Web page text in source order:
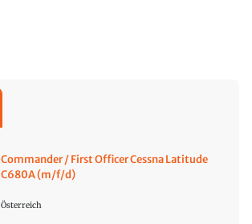
Commander / First Officer Cessna Latitude
C680A (m/f/d)
Österreich